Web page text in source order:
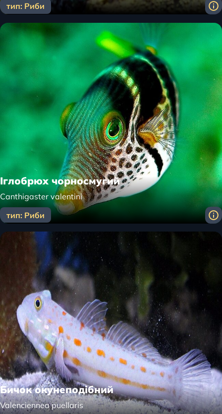
тип: Риби
Іглобрюх чорносмугий
Canthigaster valentini
тип: Риби
Бичок окунеподібний
Valenciennea puellaris